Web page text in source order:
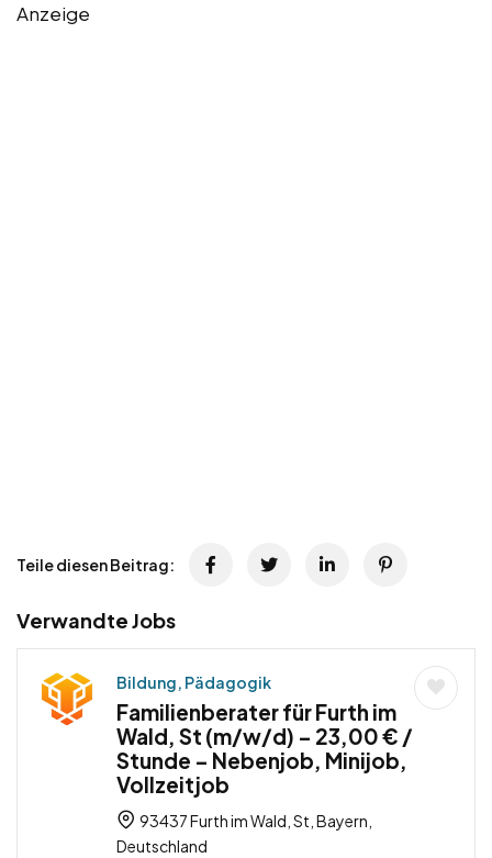
Anzeige
Teile diesen Beitrag:
Verwandte Jobs
Bildung, Pädagogik
Familienberater für Furth im
Wald, St (m/w/d) – 23,00 € /
Stunde – Nebenjob, Minijob,
Vollzeitjob
93437 Furth im Wald, St, Bayern,
Deutschland